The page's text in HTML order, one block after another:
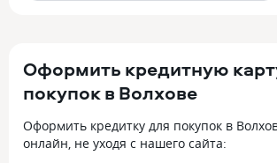
Оформить кредитную
покупок в Волхове
Оформить кредитку для покупок в
онлайн, не уходя с нашего сайта: